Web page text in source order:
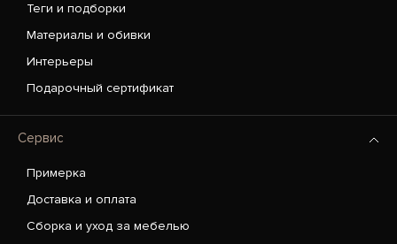
Теги и подборки
Материалы и обивки
Интерьеры
Подарочный сертификат
Сервис
Примерка
Доставка и оплата
Сборка и уход за мебелью